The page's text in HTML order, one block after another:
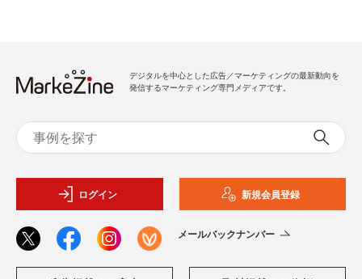
デジタルを中心とした広告／マーケティングの最新動向を
発信するマーケティング専門メディアです。
ログイン 新規会員登録
メールバックナンバー